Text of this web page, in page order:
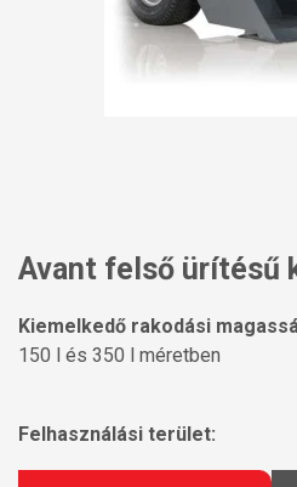
Avant felső ürítésű
Kiemelkedő rakodási
150 l és 350 l méretben
Felhasználási terület: